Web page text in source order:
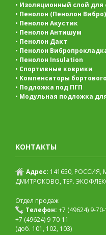
• Изоляционный слой для
• Пенолон (Пенолон Вибро)
• Пенолон Акустик
• Пенолон Антишум
• Пенолон Дакт
• Пенолон
• Пенолон Insulation
• Спортивные коврики
• Компенсаторы
• Подложка под ПГП
• Модульная подложка
КОНТАКТЫ
Адрес: 141650,
ДМИТРОКОВО, ТЕР.
Отдел продаж
Телефон: +7 (49624) 9-
+7 (49624) 9-70-11
(доб. 101, 102, 103)